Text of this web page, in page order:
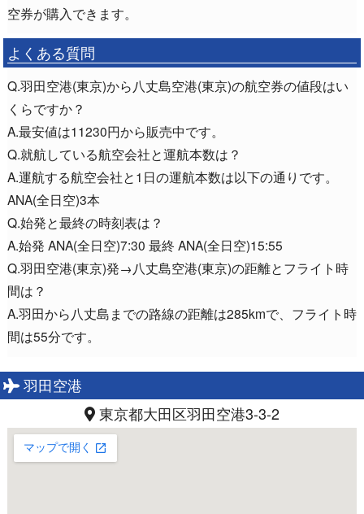
空券が購入できます。
よくある質問
Q.羽田空港(東京)から八丈島空港(東京)の航空券の値段はい
くらですか？
A.最安値は11230円から販売中です。
Q.就航している航空会社と運航本数は？
A.運航する航空会社と1日の運航本数は以下の通りです。
ANA(全日空)3本
Q.始発と最終の時刻表は？
A.始発 ANA(全日空)7:30 最終 ANA(全日空)15:55
Q.羽田空港(東京)発→八丈島空港(東京)の距離とフライト時
間は？
A.羽田から八丈島までの路線の距離は285kmで、フライト時
間は55分です。
羽田空港
東京都大田区羽田空港3-3-2